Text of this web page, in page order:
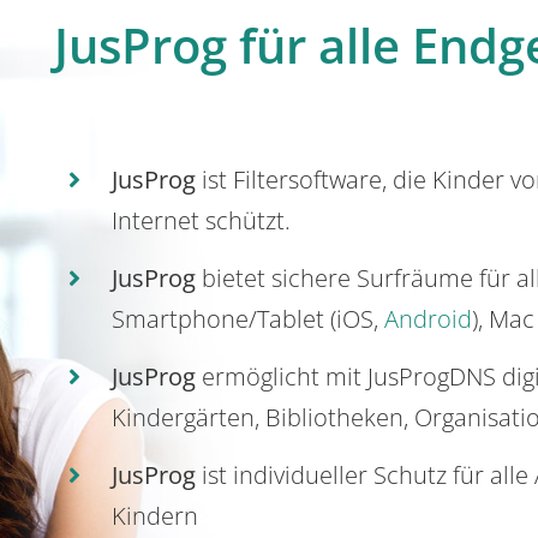
JusProg für alle
JusProgist Filtersoftware, die Kinder
Internet schützt.
JusProgbietet sichere Surfräume für
Smartphone/Tablet (iOS, Android),
JusProg ermöglicht mit JusProgDNS
Kindergärten, Bibliotheken,
JusProgist individueller Schutz für alle
Kindern